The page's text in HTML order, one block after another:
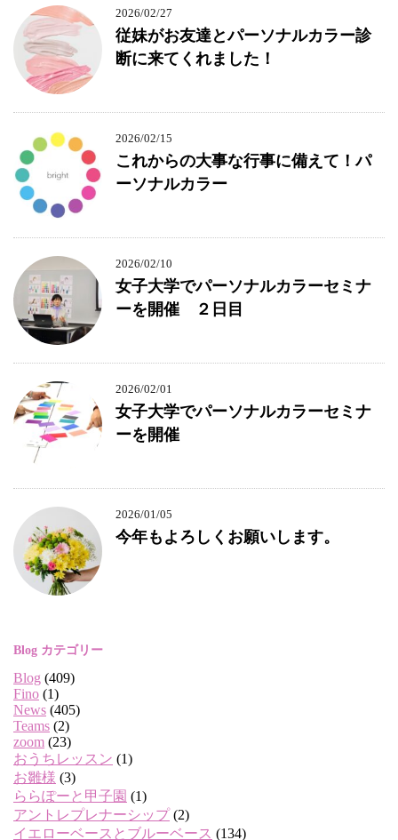
2026/02/27
従妹がお友達とパーソナルカラー診
断に来てくれました！
2026/02/15
これからの大事な行事に備えて！パ
ーソナルカラー
2026/02/10
女子大学でパーソナルカラーセミナ
ーを開催 ２日目
2026/02/01
女子大学でパーソナルカラーセミナ
ーを開催
2026/01/05
今年もよろしくお願いします。
Blog カテゴリー
Blog (409)
Fino (1)
News (405)
Teams (2)
zoom (23)
おうちレッスン (1)
お雛様 (3)
ららぽーと甲子園 (1)
アントレプレナーシップ (2)
イエローベースとブルーベース (134)